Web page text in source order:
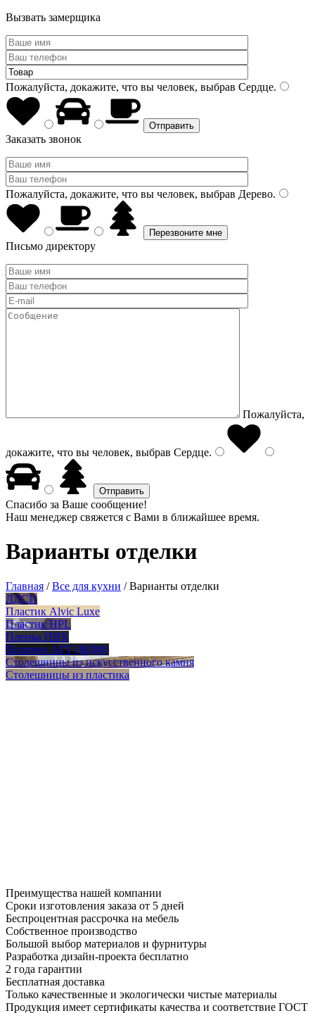
Вызвать замерщика
Пожалуйста, докажите, что вы человек, выбрав Сердце.
Заказать звонок
Пожалуйста, докажите, что вы человек, выбрав Дерево.
Письмо директору
Пожалуйста,
докажите, что вы человек, выбрав Сердце.
Спасибо за Ваше сообщение!
Наш менеджер свяжется с Вами в ближайшее время.
Варианты отделки
Главная /Все для кухни /Варианты отделки
ЛДСП
Пластик Alvic Luxe
Пластик HPL
Пленка ПВХ
Полотно АГТ (МДФ)
Столешницы из искусственного камня
Столешницы из пластика
Преимущества нашей компании
Сроки изготовления заказа от 5 дней
Беспроцентная рассрочка на мебель
Собственное производство
Большой выбор материалов и фурнитуры
Разработка дизайн-проекта бесплатно
2 года гарантии
Бесплатная доставка
Только качественные и экологически чистые материалы
Продукция имеет сертификаты качества и соответствие ГОСТ